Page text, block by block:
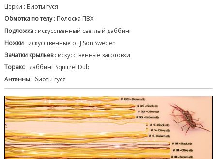
Церки : Биоты гуся
Обмотка по телу: Полоска ПВХ
Подложка : искусственный светлый даббинг
Ножки : искусственные от J Son Sweden
Зачатки крыльев: искусственные заготовки
Торакс : даббинг Squirrel Dub
Антенны : биоты гуся